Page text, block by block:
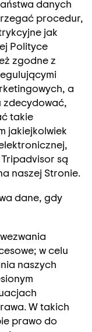
danych
procedur,
jak
Polityce
zgodne z
a
zdecydować,
takie
jakiejkolwiek
są
naszej Stronie.
dane, gdy
w celu
naszych
W takich
prawo do